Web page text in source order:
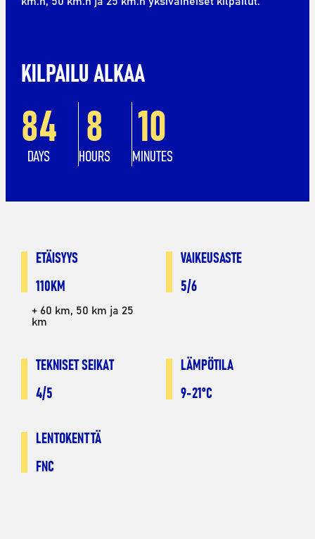
KILPAILU ALKAA
84
DAYS
8
HOURS
10
MINUTES
ETÄISYYS
110KM
+ 60 km, 50 km ja 25
km
VAIKEUSASTE
5/6
TEKNISET SEIKAT
4/5
LÄMPÖTILA
9-21°C
LENTOKENTTÄ
FNC